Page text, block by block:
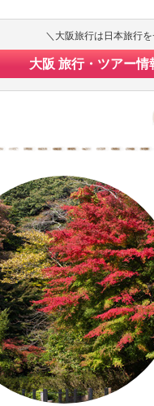
＼大阪旅行は日本旅行
大阪 旅行・ツアー情